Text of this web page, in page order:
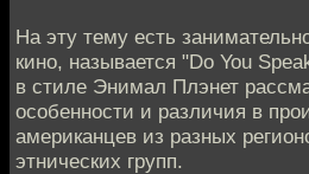
На эту тему есть
кино, называется "Do You
в стиле Энимал Плэнет
особенности и различия в
американцев из разных
этнических групп.